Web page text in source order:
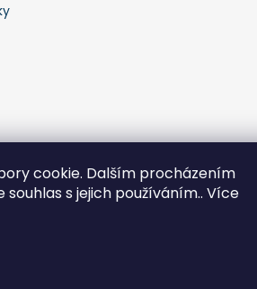
cookie. Dalším procházením
s jejich používáním.. Více